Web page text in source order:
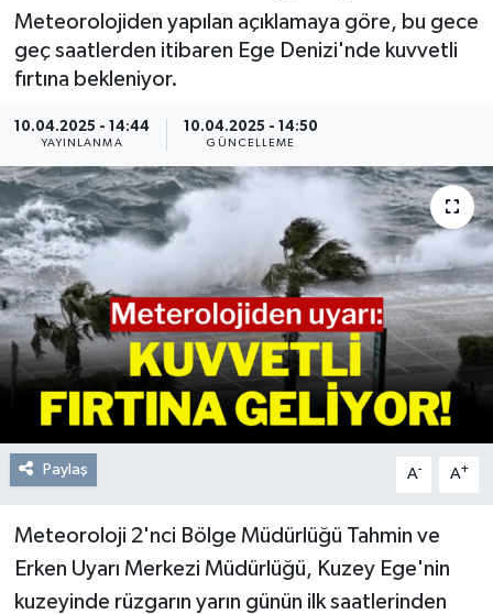
Meteorolojiden yapılan açıklamaya göre, bu gece
geç saatlerden itibaren Ege Denizi'nde kuvvetli
fırtına bekleniyor.
10.04.2025 - 14:44
YAYINLANMA
10.04.2025 - 14:50
GÜNCELLEME
Paylaş A- A+
Meteoroloji 2'nci Bölge Müdürlüğü Tahmin ve
Erken Uyarı Merkezi Müdürlüğü, Kuzey Ege'nin
kuzeyinde rüzgarın yarın günün ilk saatlerinden
Ekonomi
Sağlık
Magazin
Kültür Sanat
Resmi Reklam
Röportajlar
Son Dakika Haberleri
Haber Arşivi